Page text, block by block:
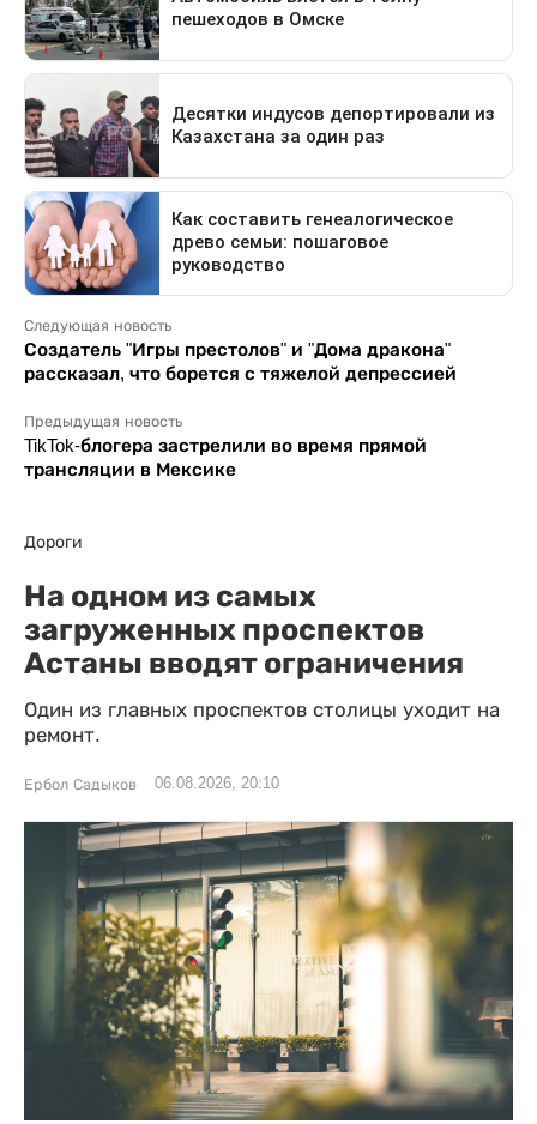
Следующая новость
Создатель "Игры престолов" и "Дома дракона"
рассказал, что борется с тяжелой депрессией
Предыдущая новость
TikTok-блогера застрелили во время прямой
трансляции в Мексике
Дороги
На одном из самых
загруженных проспектов
Астаны вводят ограничения
Один из главных проспектов столицы уходит на
ремонт.
Ербол Садыков 06.08.2026, 20:10